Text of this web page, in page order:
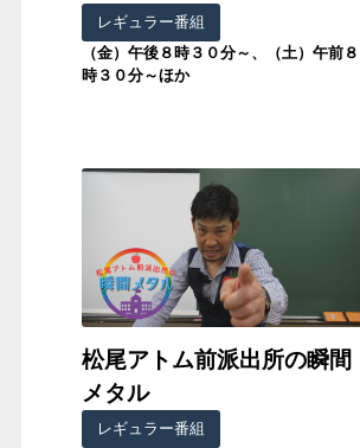
レギュラー番組
（金）午後８時３０分～、（土）午前８
時３０分～ほか
松尾アトム前派出所の瞬間
メタル
レギュラー番組